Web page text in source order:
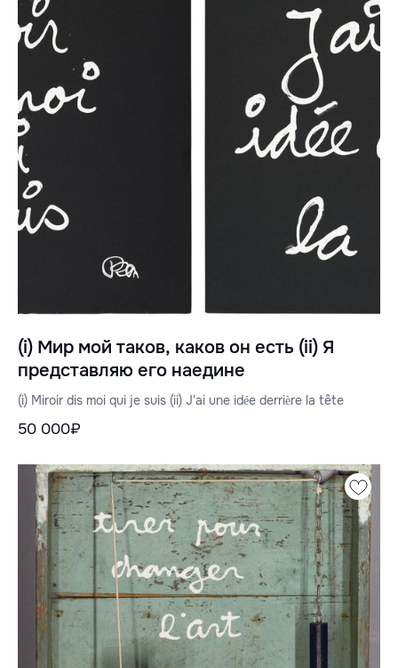
(i) Мир мой таков, каков он есть (ii) Я
представляю его наедине
(i) Miroir dis moi qui je suis (ii) J'ai une idée derrière la tête
50 000₽